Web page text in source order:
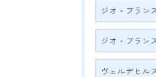
ジオ・ブラン
ジオ・ブラン
ヴェルデヒル